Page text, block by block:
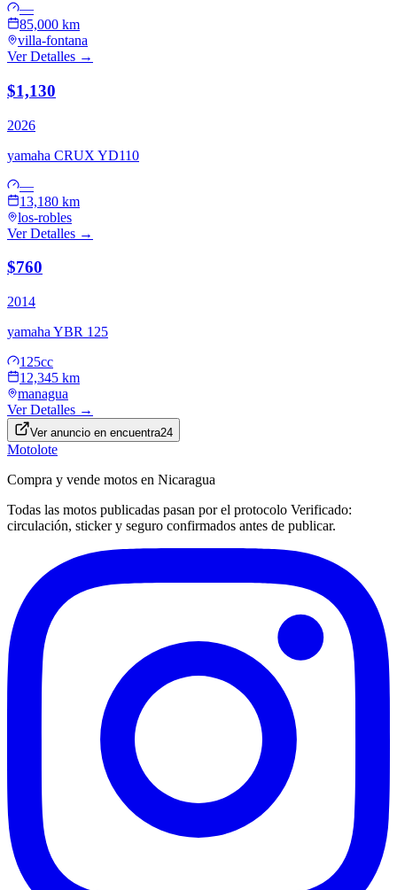
—
85,000 km
villa-fontana
Ver Detalles →
$1,130
2026
yamaha CRUX YD110
—
13,180 km
los-robles
Ver Detalles →
$760
2014
yamaha YBR 125
125cc
12,345 km
managua
Ver Detalles →
Ver anuncio en encuentra24
Motolote
Compra y vende motos en Nicaragua
Todas las motos publicadas pasan por el protocolo Verificado:
circulación, sticker y seguro confirmados antes de publicar.